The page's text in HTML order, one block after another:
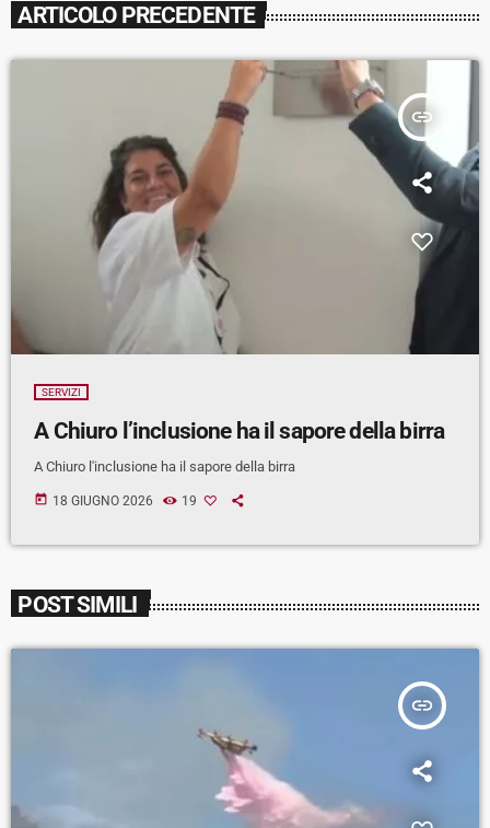
ARTICOLO PRECEDENTE
insert_link
SERVIZI
A Chiuro l’inclusione ha il sapore della birra
A Chiuro l'inclusione ha il sapore della birra
today 18 GIUGNO 2026 19
POST SIMILI
insert_link